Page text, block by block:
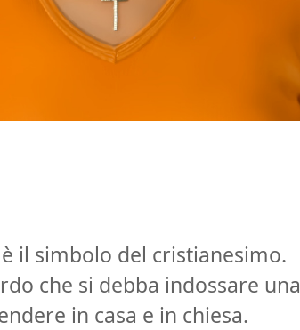
il simbolo del cristianesimo.
che si debba indossare una
in casa e in chiesa.